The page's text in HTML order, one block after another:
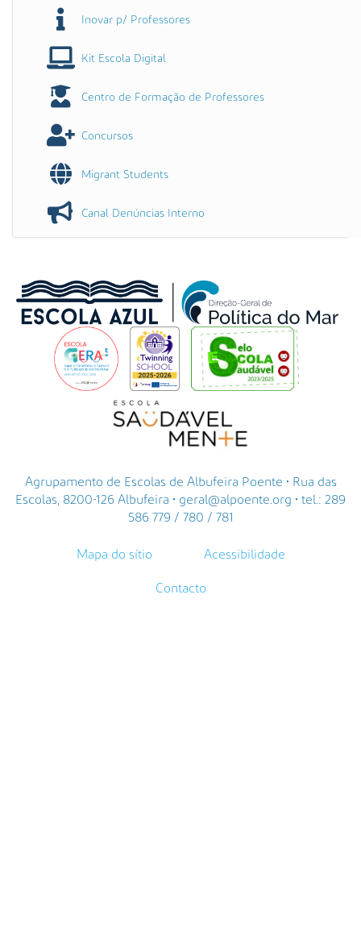
Inovar p/ Professores
Kit Escola Digital
Centro de Formação de Professores
Concursos
Migrant Students
Canal Denúncias Interno
Agrupamento de Escolas de Albufeira Poente • Rua das
Escolas, 8200-126 Albufeira • geral@alpoente.org • tel.: 289
586 779 / 780 / 781
Mapa do sítio Acessibilidade
Contacto